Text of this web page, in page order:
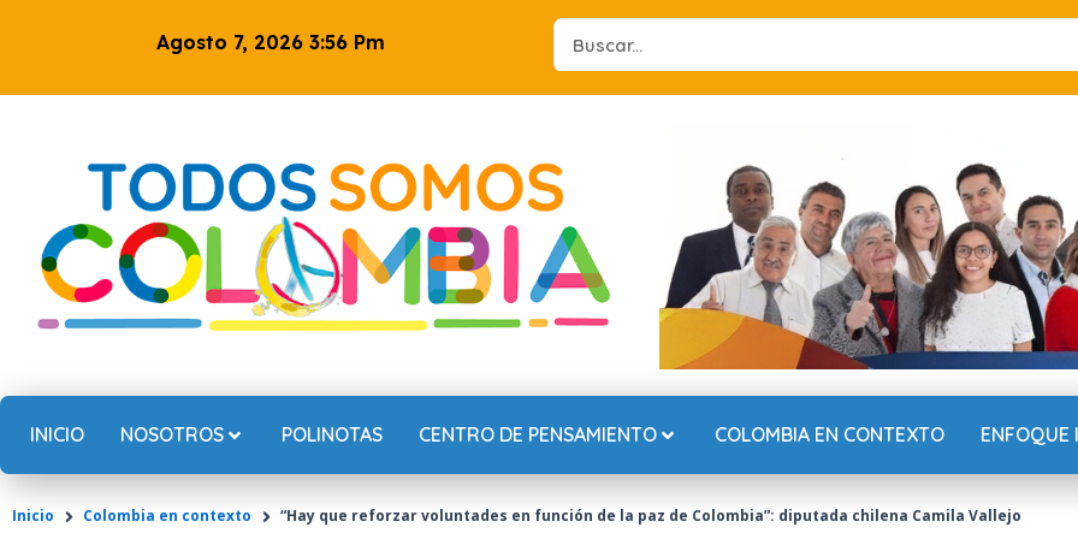
Agosto 7, 2026 3:56 Pm
Search
...
INICIO NOSOTROS POLINOTAS CENTRO DE PENSAMIENTO COLOMBIA EN CONTEXTO ENFOQUE
Inicio Colombia en contexto “Hay que reforzar voluntades en función de la paz de Colombia”: diputada chilena Camila Vallejo